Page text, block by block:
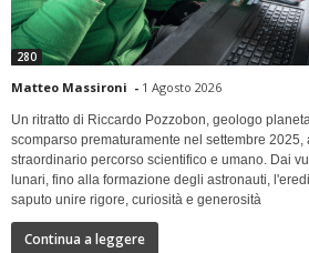
280
Matteo Massironi - 1 Agosto 2026
Un ritratto di Riccardo Pozzobon, geologo
scomparso prematuramente nel settembre
straordinario percorso scientifico e umano. Dai
lunari, fino alla formazione degli astronauti,
saputo unire rigore, curiosità e generosità
Continua a leggere